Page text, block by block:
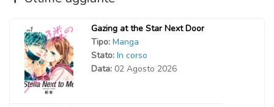
Gazing at the Star Next Door
Tipo: Manga
Stato: In corso
Data: 02 Agosto 2026